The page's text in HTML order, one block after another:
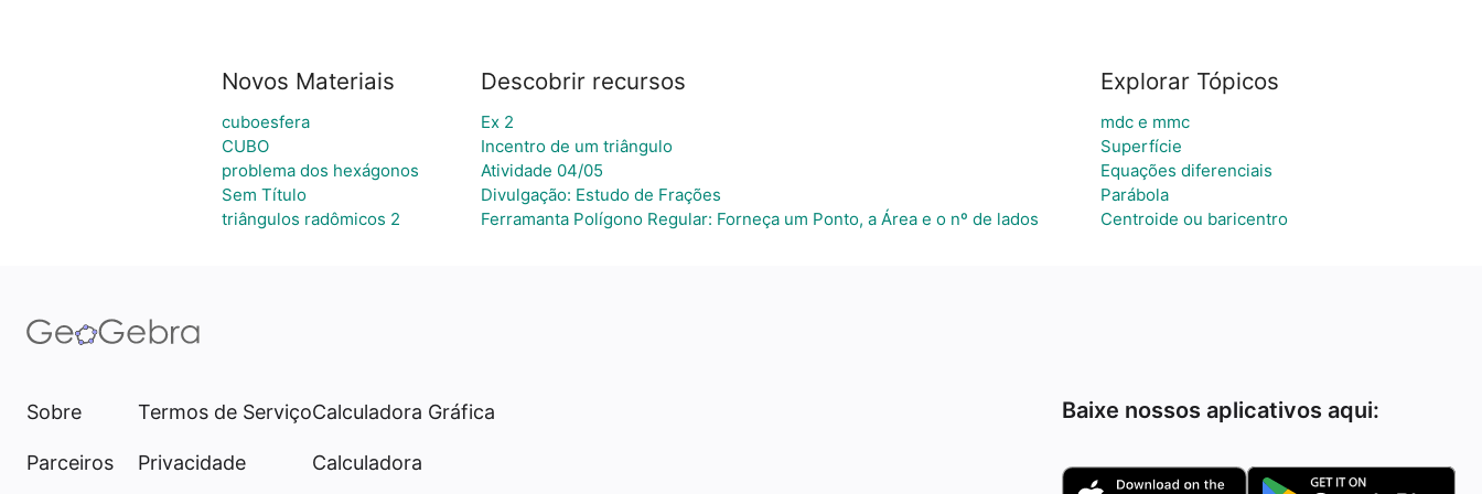
Novos Materiais
cuboesfera
CUBO
problema dos hexágonos
Sem Título
triângulos radômicos 2
Descobrir recursos
Ex 2
Incentro de um triângulo
Atividade 04/05
Divulgação: Estudo de Frações
Ferramanta Polígono Regular: Forneça um Ponto, a Área e o nº de lados
Explorar Tópicos
mdc e mmc
Superfície
Equações diferenciais
Parábola
Centroide ou baricentro
Sobre
Parceiros
Termos de Serviço
Privacidade
Calculadora Gráfica
Calculadora
Baixe nossos aplicativos aqui: